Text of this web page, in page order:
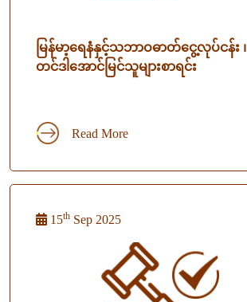
မြန်မာ့ရေနံနှင့်သဘာဝဓာတ်ငွေ့လုပ်ငန်း ၊
တင်ဒါအောင်မြင်သူများစာရင်း
Read More
15th Sep 2025